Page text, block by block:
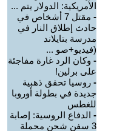
الأمريكية: الدولار يتم ...
-
مقتل 7 أشخاص في
حادث إطلاق النار في
مدرسة بتايلاند
(فيديو+صو ...
- وكان الرد غارة مفاجئة
على برلين!
- روسيا تحقق ذهبية
جديدة في بطولة أوروبا
للغطس
- الدفاع الروسية: إصابة
3 سفن شحن محملة